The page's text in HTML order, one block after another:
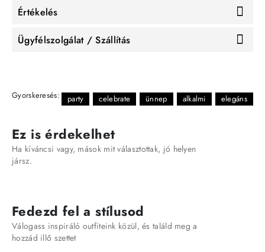
Értékelés
Ügyfélszolgálat / Szállítás
Gyorskeresés: party celebrate ünnep alkalmi elegáns
Ez is érdekelhet
Ha kíváncsi vagy, mások mit választottak, jó helyen
jársz.
Fedezd fel a stílusod
Válogass inspiráló outfiteink közül, és találd meg a
hozzád illő szettet